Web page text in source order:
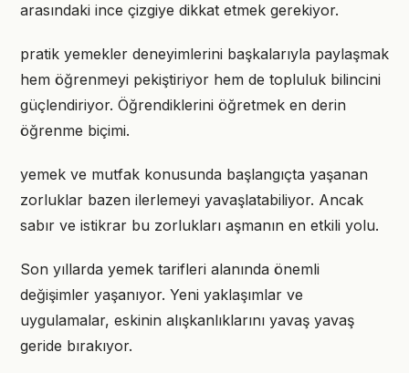
arasındaki ince çizgiye dikkat etmek gerekiyor.
pratik yemekler deneyimlerini başkalarıyla paylaşmak
hem öğrenmeyi pekiştiriyor hem de topluluk bilincini
güçlendiriyor. Öğrendiklerini öğretmek en derin
öğrenme biçimi.
yemek ve mutfak konusunda başlangıçta yaşanan
zorluklar bazen ilerlemeyi yavaşlatabiliyor. Ancak
sabır ve istikrar bu zorlukları aşmanın en etkili yolu.
Son yıllarda yemek tarifleri alanında önemli
değişimler yaşanıyor. Yeni yaklaşımlar ve
uygulamalar, eskinin alışkanlıklarını yavaş yavaş
geride bırakıyor.